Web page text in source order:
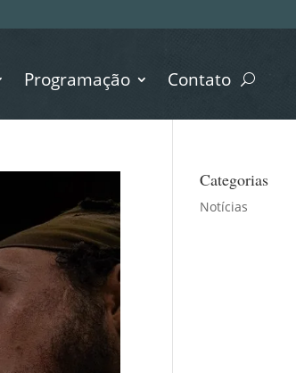
Programação Contato
Categorias
Notícias